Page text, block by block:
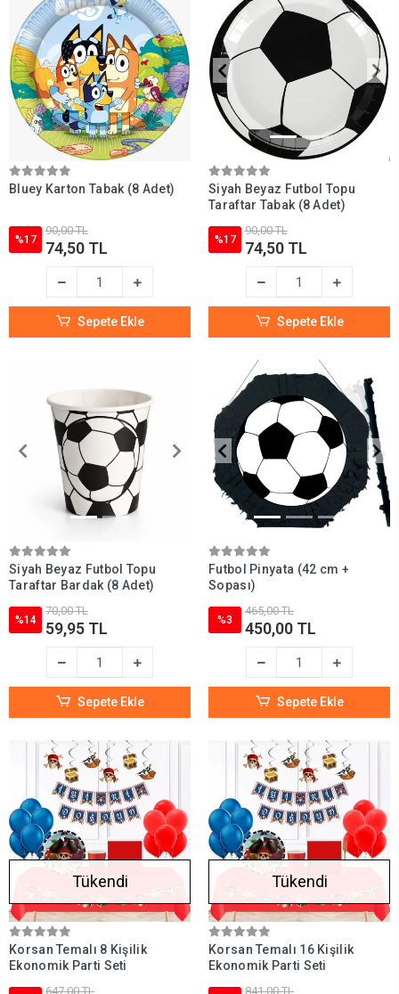
Bluey Karton Tabak (8 Adet)
%17
90,00 TL
74,50 TL
Sepete Ekle
Siyah Beyaz Futbol Topu
Taraftar Tabak (8 Adet)
%17
90,00 TL
74,50 TL
Sepete Ekle
Siyah Beyaz Futbol Topu
Taraftar Bardak (8 Adet)
%14
70,00 TL
59,95 TL
Sepete Ekle
Futbol Pinyata (42 cm +
Sopası)
%3
465,00 TL
450,00 TL
Sepete Ekle
Tükendi
Korsan Temalı 8 Kişilik
Ekonomik Parti Seti
647,00 TL
Tükendi
Korsan Temalı 16 Kişilik
Ekonomik Parti Seti
841,00 TL